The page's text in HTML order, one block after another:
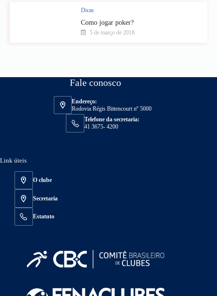
Dicas
Como jogar poker?
5 de março de 2018
Fale conosco
Endereço:
Rodovia Régis Bittencourt nº 5000
Telefone da secretaria:
41 3675- 4200
Link úteis
O clube
Secretaria
Estatuto